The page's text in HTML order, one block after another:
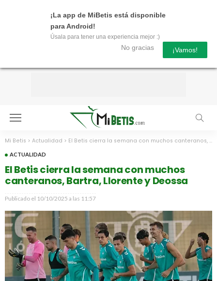
¡La app de MiBetis está disponible
para Android!
Úsala para tener una experiencia mejor :)
No gracias ¡Vamos!
Mi Betis > Actualidad > El Betis cierra la semana con muchos canteranos, Bartra, Llorente y Deossa
ACTUALIDAD
El Betis cierra la semana con muchos
canteranos, Bartra, Llorente y Deossa
Publicado el 10/10/2025 a las 11:57